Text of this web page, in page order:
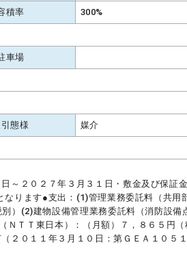
積率 300%
車場
態様 媒介
～２０２７年３月３１日・敷金及び保証
ります●支出：(1)管理業務委託料（共用
）(2)建物設備管理業務委託料（消防設備
ＮＴＴ東日本）：（月額）７，８６５円
２０１１年３月１０日：第ＧＥＡ１０５